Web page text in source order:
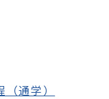
通学）